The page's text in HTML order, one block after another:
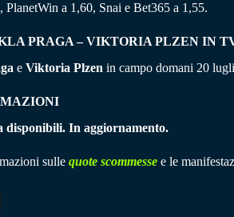
a 1,60, Snai e Bet365 a 1,55.
PRAGA – VIKTORIA PLZEN IN
e Viktoria Plzen in campo domani 20
disponibili. In aggiornamento.
sulle quote scommesse e le